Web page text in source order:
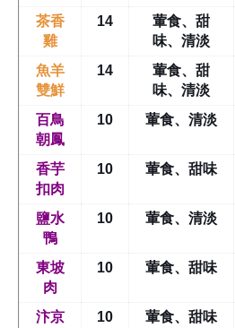
茶香
雞
14
葷食、甜
味、清淡
魚羊
雙鮮
14
葷食、甜
味、清淡
百鳥
朝鳳
10 葷食、清淡
香芋
扣肉
10 葷食、甜味
鹽水
鴨
10 葷食、清淡
東坡
肉
10 葷食、甜味
汴京
10 葷食、甜味